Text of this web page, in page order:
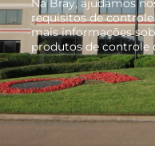
requisitos de
mais informações
produtos de controle